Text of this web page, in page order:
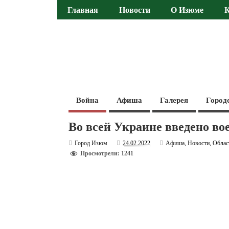
Главная Новости О Изюме
Война Афиша Галерея
Во всей Украине введено
Город Изюм 24.02.2022 Афиша,Новости,
Просмотрели: 1241